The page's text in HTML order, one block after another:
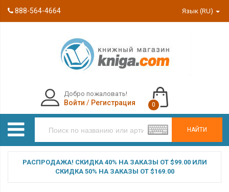
888-564-4664 Язык (RU)
НАЙТИ
Добро пожаловать!
Войти / Регистрация 0
РАСПРОДАЖА! СКИДКА 40% НА ЗАКАЗЫ ОТ $99.00 ИЛИ
СКИДКА 50% НА ЗАКАЗЫ ОТ $169.00